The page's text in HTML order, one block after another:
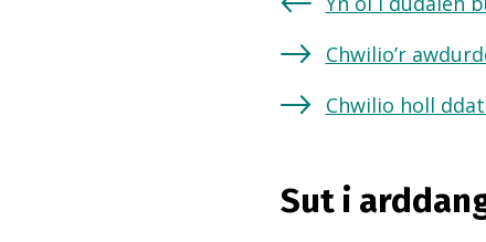
Chwilio’r
Chwilio holl
Sut i